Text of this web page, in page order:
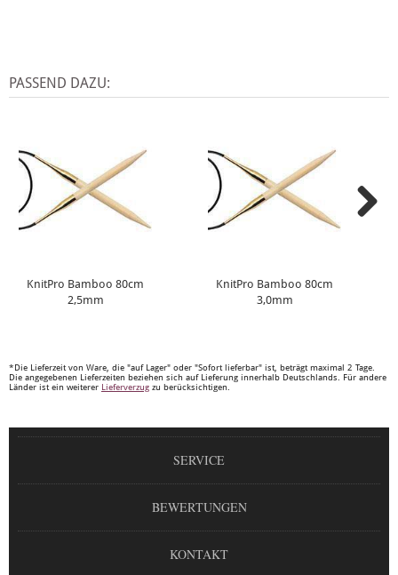
PASSEND DAZU:
KnitPro Bamboo 80cm
2,5mm
KnitPro Bamboo 80cm
3,0mm
*Die Lieferzeit von Ware, die "auf Lager" oder "Sofort lieferbar" ist, beträgt maximal 2 Tage.
Die angegebenen Lieferzeiten beziehen sich auf Lieferung innerhalb Deutschlands. Für andere
Länder ist ein weiterer Lieferverzug zu berücksichtigen.
SERVICE
BEWERTUNGEN
KONTAKT